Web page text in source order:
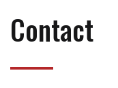
Contact